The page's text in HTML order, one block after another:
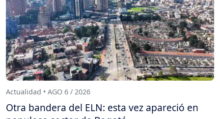
Actualidad • AGO 6 / 2026
Otra bandera del ELN: esta vez apareció en